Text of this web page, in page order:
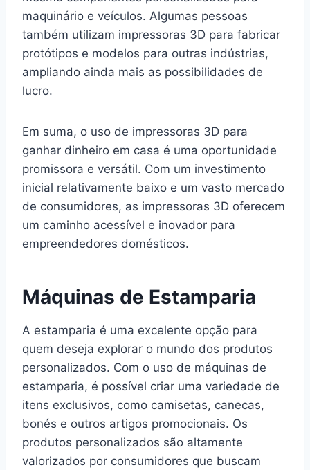
maquinário e veículos. Algumas pessoas
também utilizam impressoras 3D para fabricar
protótipos e modelos para outras indústrias,
ampliando ainda mais as possibilidades de
lucro.
Em suma, o uso de impressoras 3D para
ganhar dinheiro em casa é uma oportunidade
promissora e versátil. Com um investimento
inicial relativamente baixo e um vasto mercado
de consumidores, as impressoras 3D oferecem
um caminho acessível e inovador para
empreendedores domésticos.
Máquinas de Estamparia
A estamparia é uma excelente opção para
quem deseja explorar o mundo dos produtos
personalizados. Com o uso de máquinas de
estamparia, é possível criar uma variedade de
itens exclusivos, como camisetas, canecas,
bonés e outros artigos promocionais. Os
produtos personalizados são altamente
valorizados por consumidores que buscam